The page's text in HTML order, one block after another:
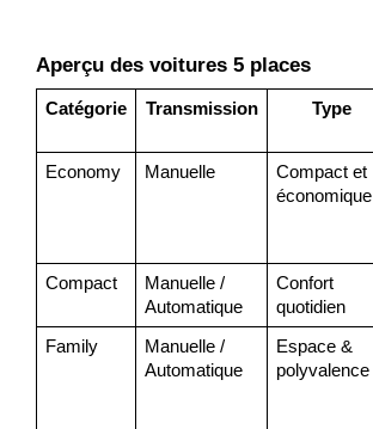
Aperçu des voitures 5 places
Catégorie Transmission Type
Economy Manuelle
Compact et
économique
Compact
Manuelle /
Automatique
Confort
quotidien
Family
Manuelle /
Automatique
Espace &
polyvalence